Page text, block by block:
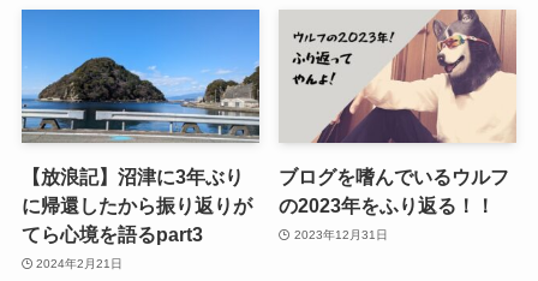
【放浪記】沼津に3年ぶり
に帰還したから振り返りが
てら心境を語るpart3
2024年2月21日
ブログを嗜んでいるウルフ
の2023年をふり返る！！
2023年12月31日